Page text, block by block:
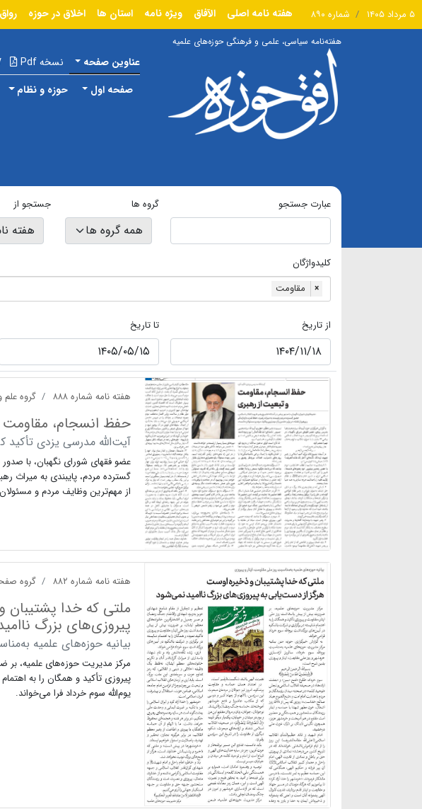
۵ مرداد ۱۴۰۵ شماره ۸۹۰ هفته نامه اصلی الآفاق ویژه نامه استان ها اخلاق در حوزه
هفته‌نامه سیاسی، علمی و فرهنگی حوزه‌های علمیه
عناوین صفحه نسخه Pdf
صفحه اول حوزه و نظام
عبارت جستجو گروه ها جستجو از
کلیدواژگان
مقاومت
×
از تاریخ تا تاریخ
هفته نامه شماره ۸۸۸ گروه
حفظ انسجام، مقاومت
آیت‌الله مدرسی یزدی تأکید
عضو فقهای شورای نگهبان، با
گسترده مردم، پایبندی به میراث
از مهم‌ترین وظایف مردم و
هفته نامه شماره ۸۸۲ گروه
ملتی که خدا
پیروزی‌های بزرگ
بیانیه حوزه‌های علمیه
مرکز مدیریت حوزه‌های علمیه،
پیروزی تأکید و همگان را به
یوم‌الله سوم خرداد فرا می‌خواند.